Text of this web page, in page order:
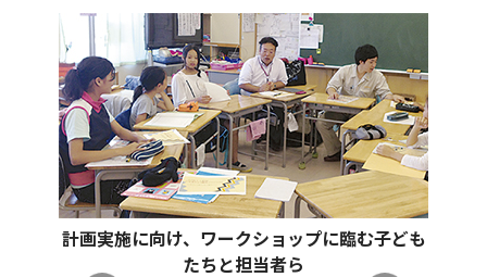
計画実施に向け、ワークショップに臨む子ども
たちと担当者ら